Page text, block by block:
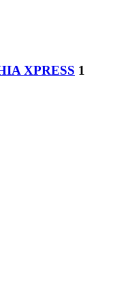
XPRESS 1